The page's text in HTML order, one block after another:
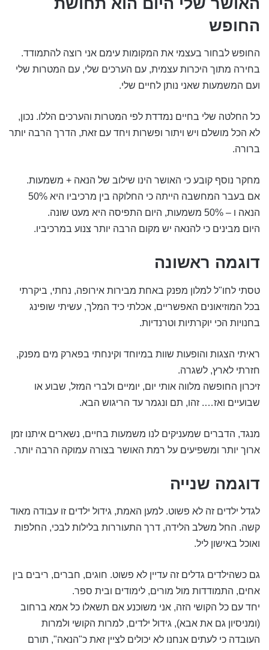
החופש
החופש לבחור בעצמי את המקומות עימם אני רוצה להתמודד.
בחירה מתוך היכרות עצמית, עם הערכים שלי, עם המטרות שלי
ועם המשמעות שאני נותן לחיים שלי.
כל החלטה שלי בחיים נמדדת לפי המטרות והערכים הללו. נכון,
לא הכל מושלם ויש ויתור ופשרות ויחד עם זאת, הדרך הרבה יותר
ברורה.
מחקר נוסף קובע כי האושר הינו שילוב של הנאה + משמעות.
אם בעבר המחשבה הייתה כי החלוקה בין מרכיביו היא 50%
הנאה ו – 50% משמעות, היום התפיסה היא מעט שונה.
היום מבינים כי להנאה יש מקום הרבה יותר צנוע במרכיביו.
דוגמה ראשונה
טסתי לחו"ל למלון מפנק באחת מבירות אירופה, נחתי, ביקרתי
בכל המוזיאונים האפשריים, אכלתי כיד המלך, עשיתי שופינג
בחנויות הכי יוקרתיות וטרנדיות.
ראיתי הצגות והופעות שוות במיוחד וקינחתי בפארק מים מפנק,
חזרתי לארץ, לשגרה.
זיכרון החופשה מלווה אותי יום, יומיים ולברי המזל, שבוע או
שבועיים ואז…. זהו, תם ונגמר עד הריגוש הבא.
מנגד, הדברים שמעניקים לנו משמעות בחיים, נשארים איתנו זמן
ארוך יותר ומשפיעים על רמת האושר בצורה עמוקה הרבה יותר.
דוגמה שנייה
לגדל ילדים זה לא פשוט. למען האמת, גידול ילדים זו עבודה מאוד
קשה. החל משלב הלידה, דרך התעוררות בלילות לבכי, החלפות
ואוכל באישון ליל.
גם כשהילדים גדלים זה עדיין לא פשוט. חוגים, חברים, ריבים בין
אחים, התמודדות מול מורים, לימודים ובית ספר.
יחד עם כל הקושי הזה, אני משוכנע אם תשאלו כל אמא ברחוב
(ומניסיון גם את אבא), גידול ילדים, למרות הקושי ולמרות
העובדה כי לעתים אנחנו לא יכולים לציין זאת כ"הנאה", תורם